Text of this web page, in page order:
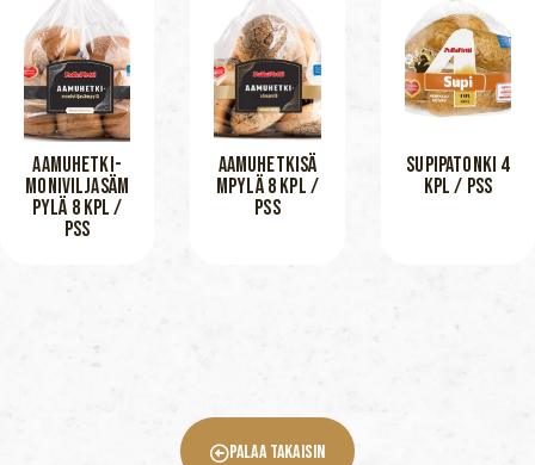
AAMUHETKI-
MONIVILJASÄM
PYLÄ 8 KPL /
PSS
AAMUHETKISÄ
MPYLÄ 8 KPL /
PSS
SUPIPATONKI 4
KPL / PSS
Palaa Takaisin